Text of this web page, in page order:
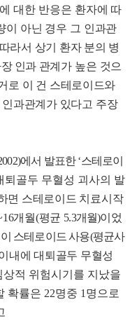
대한 반응은 환자에 따
이 아닌 경우 그 인과관
따라서 상기 환자 분의 병
인과 관계가 높은 것으
로 이 건 스테로이드와
과관계가 있다고 주장
에서 발표한‘스테로이
퇴골두 무혈성 괴사의 발
면 스테로이드 치료시작
개월(평균 5.3개월)이었
스테로이드 사용(평균사
내에 대퇴골두 무혈성
상적 위험시기를 지났을
확률은 22명중 1 명으로